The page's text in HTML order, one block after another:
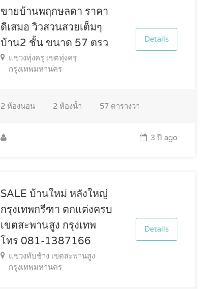
ขายบ้านพฤกษลดา ราคา
ดีเสมอ วิวสวนสวยเต็มๆ
บ้าน2 ชั้น ขนาด 57 ตรว
แขวงทุ่งครุ เขตทุ่งครุ
กรุงเทพมหานคร
Details
2ห้องนอน 2ห้องน้ำ 57ตารางวา
3 ปี ago
SALE บ้านใหม่ หลังใหญ่
กรุงเทพกรีฑา ตกแต่งครบ
เขตสะพานสูง กรุงเทพ
โทร 081-1387166
แขวงทับช้าง เขตสะพานสูง
กรุงเทพมหานคร
Details